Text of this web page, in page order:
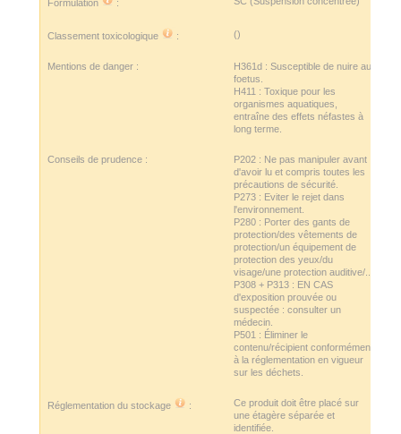
Formulation :
Classement toxicologique : ()
Mentions de danger :
H361d : Susceptible de nuire au
foetus.
H411 : Toxique pour les
organismes aquatiques,
entraîne des effets néfastes à
long terme.
Conseils de prudence :
P202 : Ne pas manipuler avant
d'avoir lu et compris toutes les
précautions de sécurité.
P273 : Eviter le rejet dans
l'environnement.
P280 : Porter des gants de
protection/des vêtements de
protection/un équipement de
protection des yeux/du
visage/une protection auditive/...
P308 + P313 : EN CAS
d'exposition prouvée ou
suspectée : consulter un
médecin.
P501 : Éliminer le
contenu/récipient conformément
à la réglementation en vigueur
sur les déchets.
Réglementation du stockage :
Ce produit doit être placé sur
une étagère séparée et
identifiée.